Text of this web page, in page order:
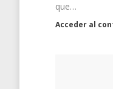
que…
Acceder al